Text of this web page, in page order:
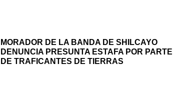
MORADOR DE LA BANDA DE SHILCAYO
DENUNCIA PRESUNTA ESTAFA POR PARTE
DE TRAFICANTES DE TIERRAS